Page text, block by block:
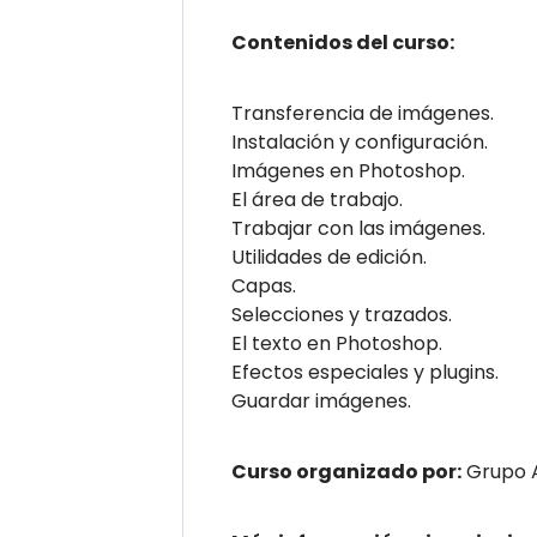
Contenidos del curso:
Transferencia de imágenes.
Instalación y configuración.
Imágenes en Photoshop.
El área de trabajo.
Trabajar con las imágenes.
Utilidades de edición.
Capas.
Selecciones y trazados.
El texto en Photoshop.
Efectos especiales y plugins.
Guardar imágenes.
Curso organizado por:Grupo